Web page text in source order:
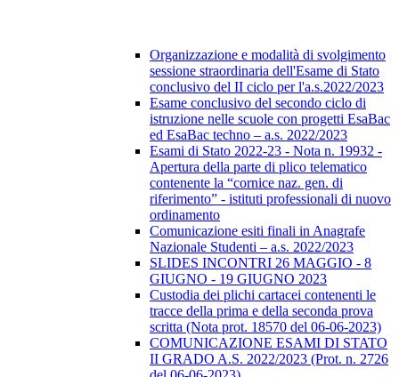
Organizzazione e modalità di svolgimento
sessione straordinaria dell'Esame di Stato
conclusivo del II ciclo per l'a.s.2022/2023
Esame conclusivo del secondo ciclo di
istruzione nelle scuole con progetti EsaBac
ed EsaBac techno – a.s. 2022/2023
Esami di Stato 2022-23 - Nota n. 19932 -
Apertura della parte di plico telematico
contenente la “cornice naz. gen. di
riferimento” - istituti professionali di nuovo
ordinamento
Comunicazione esiti finali in Anagrafe
Nazionale Studenti – a.s. 2022/2023
SLIDES INCONTRI 26 MAGGIO - 8
GIUGNO - 19 GIUGNO 2023
Custodia dei plichi cartacei contenenti le
tracce della prima e della seconda prova
scritta (Nota prot. 18570 del 06-06-2023)
COMUNICAZIONE ESAMI DI STATO
II GRADO A.S. 2022/2023 (Prot. n. 2726